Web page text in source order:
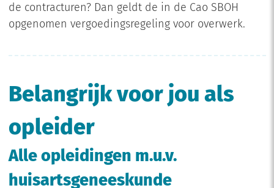
de contracturen? Dan geldt de in de Cao SBOH
opgenomen vergoedingsregeling voor overwerk.
Belangrijk voor jou als
opleider
Alle opleidingen m.u.v.
huisartsgeneeskunde